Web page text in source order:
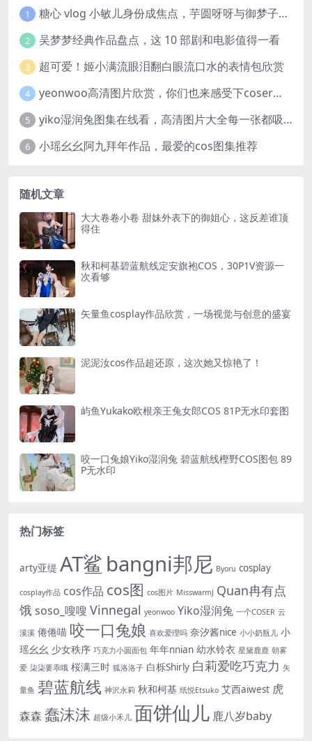
1 糖心 vlog 小敏儿身份成焦点，芋圆呀呀与御梦子谁更胜一筹
2 吴梦梦经典作品盘点，这 10 部剧和电影值得一看
3 超可爱！姬小满流眼泪翻白眼流口水的表情包欣赏
4 yeonwoo高清图片欣赏，你们也来感受下coser美女这颜值吧！
5 yiko湿润兔图集在线看，高清图片大全每一张都吸睛
6 小瑶幺幺阿九拜年作品，最爱的cos图集推荐
随机文章
大大卷卷小卷 甜妹外表下的御姐心，这反差谁顶
得住
秋和柯基碧蓝航线定安旗袍COS，30P1V资源一
次看够
矢量鱼cosplay作品欣赏，一场视觉与创意的盛宴
泥泥汝cos作品超还原，这次她又惊艳了！
屿鱼Yukako欧根亲王兔女郎COS 81P无水印套图
咬一口兔娘Yiko湿润兔 碧蓝航线樫野COS图包 89
P无水印
热门标签
arty亚缇 AT鲨 bangni邦尼 Byoru cosplay
cosplay作品 cos作品 cos图 cos图片 MisswarmJ Quan冉有点
饿 soso_嗖嗖 Vinnegal yeonwoo Yiko湿润兔 一个COSER 云
溪溪 倦倦喵 咬一口兔娘 喜欢爱理吗 奈汐酱nice 小小奶瓶儿 小
瑶幺幺 少女秩序 巧克力小圆面包 年年nnian 幼水铃衣 星黛鹿鹿 朝雾
爱 柒柒要乖哦 桜满三时 狐洛洛子 白栎Shirly 白莉爱吃巧克力 矢
量鱼 碧蓝航线 神沢永莉 秋和柯基 纸悦Etsuko 艾西aiwest 虎
森森 蠢沫沫 超级小禾儿 面饼仙儿 鹿八岁baby